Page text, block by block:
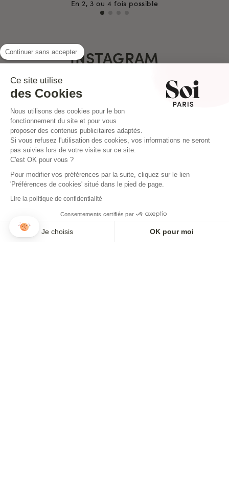
En 2, 3 ou 4 fois possible
INSTAGRAM
NEWSLETTER
Inscrivez-vous pour ne rien louper !
Continuer sans accepter
Ce site utilise
des Cookies
Nous utilisons des cookies pour le bon
fonctionnement du site et pour vous
proposer des contenus publicitaires adaptés.
Si vous refusez l'utilisation des cookies, vos informations ne seront
pas suivies lors de votre visite sur ce site.
C'est OK pour vous ?
Pour modifier vos préférences par la suite, cliquez sur le lien
'Préférences de cookies' situé dans le pied de page.
Lire la politique de confidentialité
Consentements certifiés par
Je choisis OK pour moi